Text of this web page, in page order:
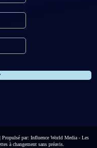
par: Influence World Media - Les
à changement sans préavis.